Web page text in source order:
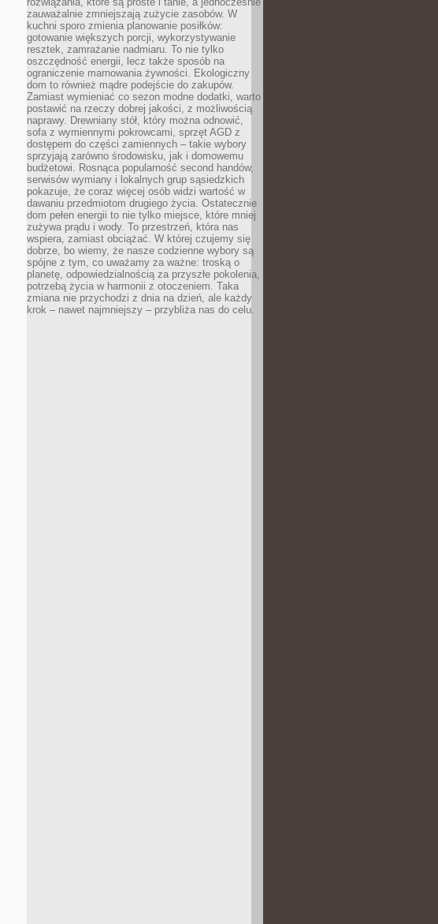
zauważalnie zmniejszają zużycie zasobów. W
kuchni sporo zmienia planowanie posiłków:
gotowanie większych porcji, wykorzystywanie
resztek, zamrażanie nadmiaru. To nie tylko
oszczędność energii, lecz także sposób na
ograniczenie marnowania żywności. Ekologiczny
dom to również mądre podejście do zakupów.
Zamiast wymieniać co sezon modne dodatki, warto
postawić na rzeczy dobrej jakości, z możliwością
naprawy. Drewniany stół, który można odnowić,
sofa z wymiennymi pokrowcami, sprzęt AGD z
dostępem do części zamiennych – takie wybory
sprzyjają zarówno środowisku, jak i domowemu
budżetowi. Rosnąca popularność second handów,
serwisów wymiany i lokalnych grup sąsiedzkich
pokazuje, że coraz więcej osób widzi wartość w
dawaniu przedmiotom drugiego życia. Ostatecznie
dom pełen energii to nie tylko miejsce, które mniej
zużywa prądu i wody. To przestrzeń, która nas
wspiera, zamiast obciążać. W której czujemy się
dobrze, bo wiemy, że nasze codzienne wybory są
spójne z tym, co uważamy za ważne: troską o
planetę, odpowiedzialnością za przyszłe pokolenia,
potrzebą życia w harmonii z otoczeniem. Taka
zmiana nie przychodzi z dnia na dzień, ale każdy
krok – nawet najmniejszy – przybliża nas do celu.